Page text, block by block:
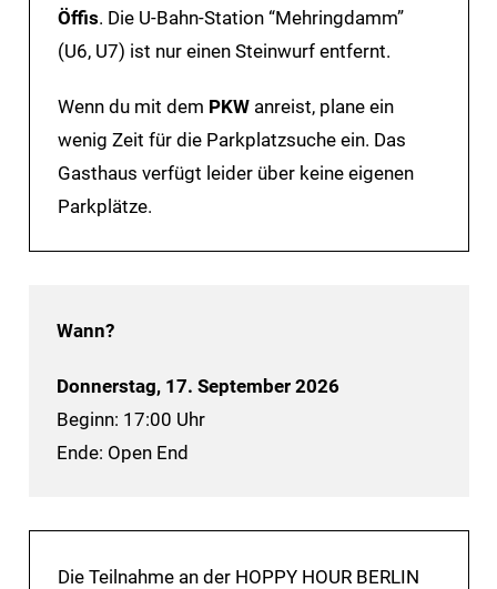
Öffis. Die U-Bahn-Station “Mehringdamm”
(U6, U7) ist nur einen Steinwurf entfernt.
Wenn du mit dem PKW anreist, plane ein
wenig Zeit für die Parkplatzsuche ein. Das
Gasthaus verfügt leider über keine eigenen
Parkplätze.
Wann?
Donnerstag, 17. September 2026
Beginn: 17:00 Uhr
Ende: Open End
Die Teilnahme an der HOPPY HOUR BERLIN